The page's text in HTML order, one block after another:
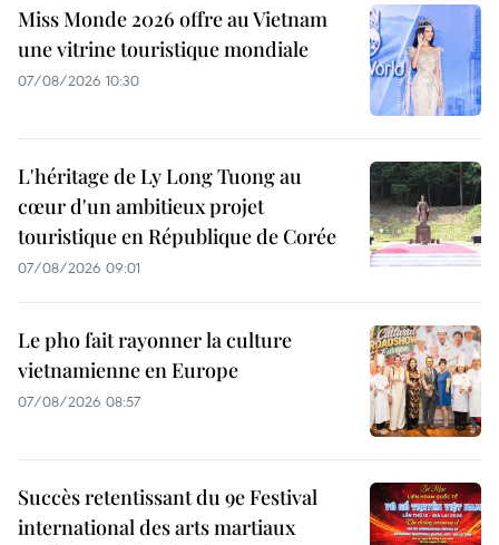
Miss Monde 2026 offre au Vietnam
une vitrine touristique mondiale
07/08/2026 10:30
L'héritage de Ly Long Tuong au
cœur d'un ambitieux projet
touristique en République de Corée
07/08/2026 09:01
Le pho fait rayonner la culture
vietnamienne en Europe
07/08/2026 08:57
Succès retentissant du 9e Festival
international des arts martiaux